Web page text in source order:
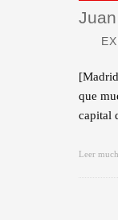
que
capital
Leer